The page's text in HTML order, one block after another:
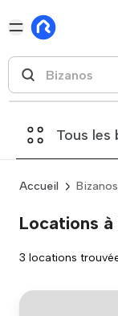
Tous les
Accueil Bizanos
Locations à
3 locations